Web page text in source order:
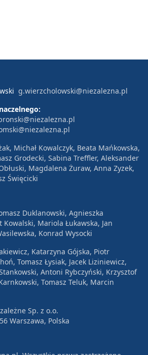
g.wierzcholowski@niezalezna.pl
Michał Kowalczyk, Beata Mańkowska,
Grodecki, Sabina Treffler, Aleksander
Magdalena Żuraw, Anna Zyzek,
Święcicki
Duklanowski, Agnieszka
Kowalski, Mariola Łukawska, Jan
Konrad Wysocki
Katarzyna Gójska, Piotr
Tomasz Łysiak, Jacek Liziniewicz,
Antoni Rybczyński, Krzysztof
Tomasz Teluk, Marcin
Sp. z o.o.
Warszawa, Polska